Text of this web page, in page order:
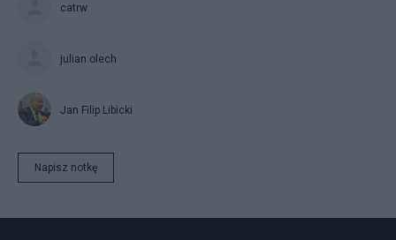
catrw
julian olech
Jan Filip Libicki
Napisz notkę